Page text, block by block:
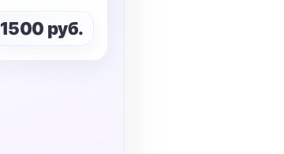
1500 руб.